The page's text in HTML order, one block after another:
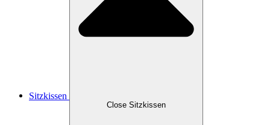
Sitzkissen
Close Sitzkissen